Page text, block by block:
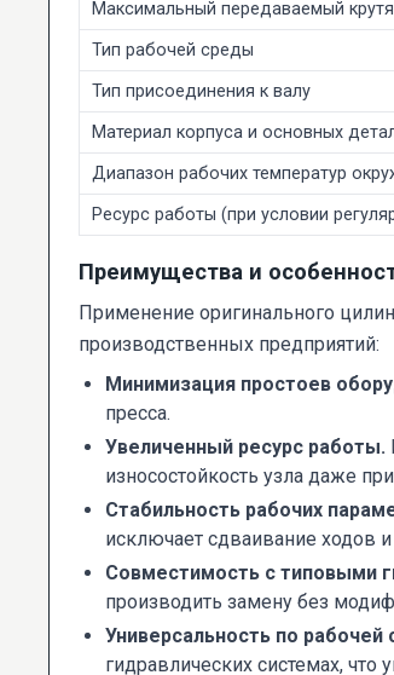
Максимальный передаваемый
Тип рабочей среды
Тип присоединения к валу
Материал корпуса и основных
Диапазон рабочих температур
Ресурс работы (при условии
Преимущества и
Применение оригинального
производственных предприятий:
Минимизация простоев
пресса.
Увеличенный ресурс работы.
износостойкость узла даже
Стабильность рабочих
исключает сдваивание ходов
Совместимость с типовыми
производить замену без
Универсальность по рабочей
гидравлических системах, что